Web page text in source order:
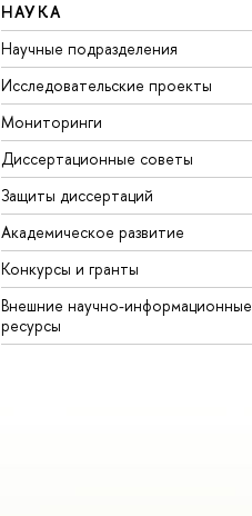
НАУКА
Научные подразделения
Исследовательские проекты
Мониторинги
Диссертационные советы
Защиты диссертаций
Академическое развитие
Конкурсы и гранты
Внешние научно-информационные
ресурсы